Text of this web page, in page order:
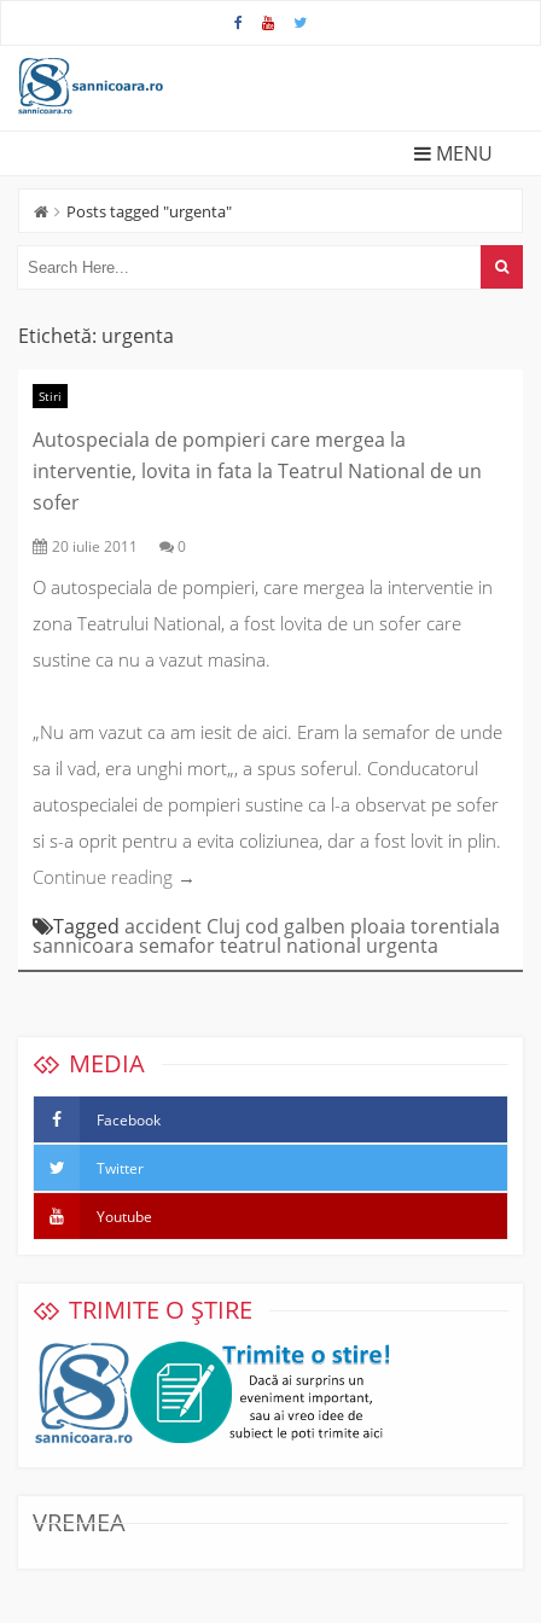
MENU
Posts tagged "urgenta"
Etichetă: urgenta
Stiri
Autospeciala de pompieri care mergea la
interventie, lovita in fata la Teatrul National de un
sofer
20 iulie 2011 0
O autospeciala de pompieri, care mergea la interventie in
zona Teatrului National, a fost lovita de un sofer care
sustine ca nu a vazut masina.
„Nu am vazut ca am iesit de aici. Eram la semafor de unde
sa il vad, era unghi mort„, a spus soferul. Conducatorul
autospecialei de pompieri sustine ca l-a observat pe sofer
si s-a oprit pentru a evita coliziunea, dar a fost lovit in plin.
Continue reading „Autospeciala
pompieri
interventie,
fata
la
National
de
un
sofer”
→
Tagged accident Cluj cod galben ploaia torentiala
sannicoara semaforteatrul national urgenta
MEDIA
Facebook
Twitter
Youtube
TRIMITE O ȘTIRE
VREMEA